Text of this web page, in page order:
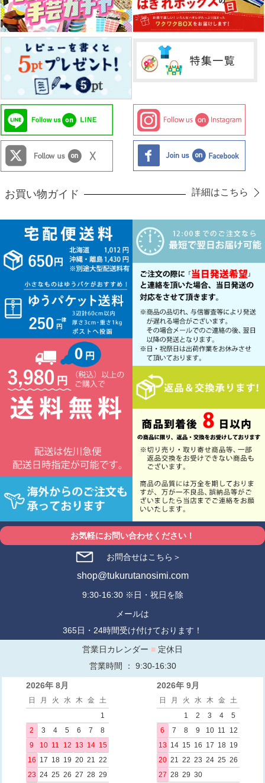
お買い物ガイド 詳細はこちら
お気軽にお問い合わせください！
お問合せはこちら＞
shop@tukurutanosimi.com
9:30-16:30 ※日・祝日を除
メールは
365日・24時間受け付けております！
営業日カレンダー ■ 定休日
営業時間 ： 9:30-16:30
2026年 8月
日 月 火 水 木 金
土
1
2
3 4 5 6 7
8
9
10 11 12 13 14 15
16 17 18 19 20 21
22
23 24 25 26 27 28 29
2026年 9月
日 月 火 水 木 金
土
1
2 3 4
5
6
7 8 9 10 11
12
13 14 15 16 17 18 19
20 21 22 23 24 25 26
27 28 29 30